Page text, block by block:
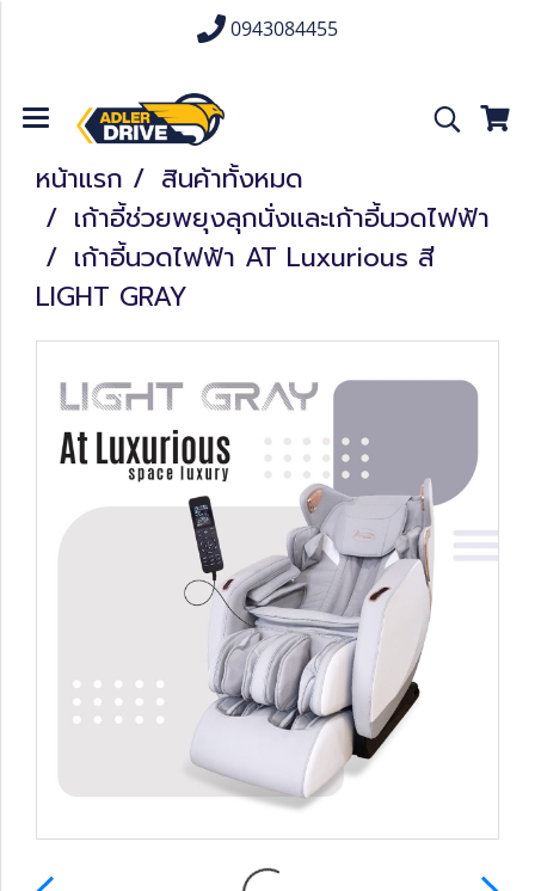
0943084455
หน้าแรก
สินค้าทั้งหมด
เก้าอี้ช่วยพยุงลุกนั่งและเก้าอี้นวดไฟฟ้า
เก้าอี้นวดไฟฟ้า AT Luxurious สี
LIGHT GRAY